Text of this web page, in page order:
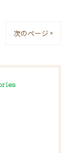
次のページ >